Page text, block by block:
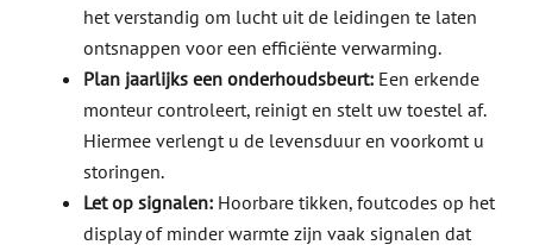
het verstandig om lucht uit de leidingen te laten
ontsnappen voor een efficiënte verwarming.
Plan jaarlijks een onderhoudsbeurt:Een erkende
monteur controleert, reinigt en stelt uw toestel af.
Hiermee verlengt u de levensduur en voorkomt u
storingen.
Let op signalen:Hoorbare tikken, foutcodes op het
display of minder warmte zijn vaak signalen dat